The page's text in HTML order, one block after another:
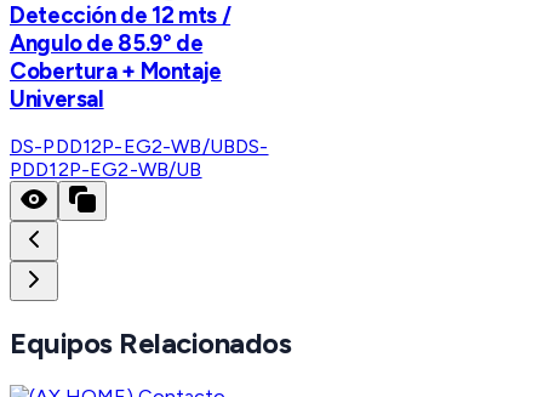
Detección de 12 mts /
Angulo de 85.9° de
Cobertura + Montaje
Universal
DS-PDD12P-EG2-WB/UBDS-
PDD12P-EG2-WB/UB
Equipos Relacionados